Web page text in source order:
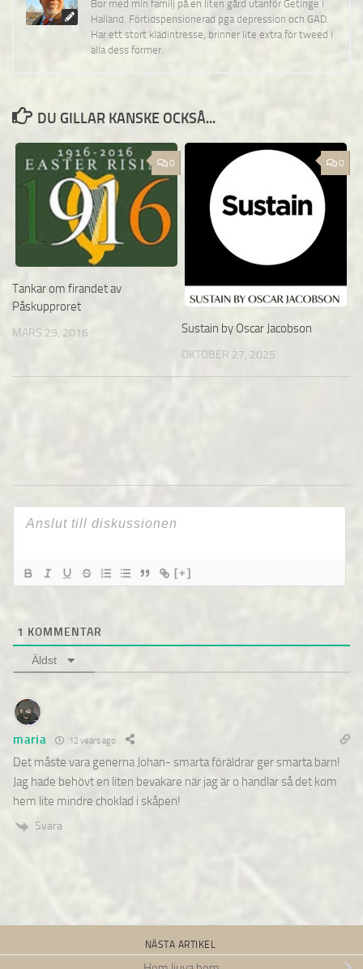
Bor med min familj på en liten gård utanför Getinge i
Halland. Förtidspensionerad pga depression och GAD.
Har ett stort klädintresse, brinner lite extra för tweed i
alla dess former.
DU GILLAR KANSKE OCKSÅ...
0
Tankar om firandet av
Påskupproret
MARS 29, 2016
0
Sustain by Oscar Jacobson
OKTOBER 27, 2025
[+]
1 KOMMENTAR
Äldst
maria 12 years ago
Det måste vara generna Johan- smarta föräldrar ger smarta barn!
Jag hade behövt en liten bevakare när jag är o handlar så det kom
hem lite mindre choklad i skåpen!
Svara
NÄSTA ARTIKEL